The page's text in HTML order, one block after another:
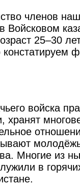
членов
Войсковом
25–30
войска
хранят
Многие из
в